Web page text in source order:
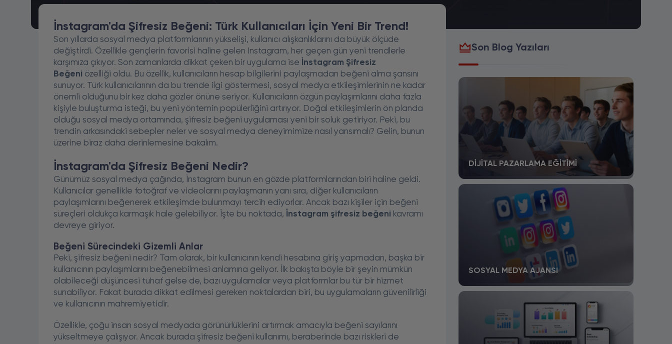
İnstagram'da Şifresiz Beğeni: Türk Kullanıcıları İçin Yeni Bir Trend!
Son yıllarda sosyal medya platformlarının yükselişi, kullanıcı alışkanlıklarını da büyük ölçüde
değiştirdi. Özellikle gençlerin favorisi haline gelen Instagram, her geçen gün yeni trendlerle
karşımıza çıkıyor. Son zamanlarda dikkat çeken bir uygulama ise İnstagram Şifresiz
Beğeni özelliği oldu. Bu özellik, kullanıcıların hesap bilgilerini paylaşmadan beğeni alma şansını
sunuyor. Türk kullanıcılarının da bu trende ilgi göstermesi, sosyal medya etkileşimlerinin ne kadar
önemli olduğunu bir kez daha gözler önüne seriyor. Kullanıcıların özgün paylaşımlarını daha fazla
kişiyle buluşturma isteği, bu yeni yöntemin popülerliğini artırıyor. Doğal etkileşimlerin ön planda
olduğu sosyal medya ortamında, şifresiz beğeni uygulaması yeni bir soluk getiriyor. Peki, bu
trendin arkasındaki sebepler neler ve sosyal medya deneyimimize nasıl yansımalı? Gelin, bunun
üzerine biraz daha derinlemesine bakalım.
İnstagram'da Şifresiz Beğeni Nedir?
Günümüz sosyal medya çağında, İnstagram bunun en gözde platformlarından biri haline geldi.
Kullanıcılar genellikle fotoğraf ve videolarını paylaşmanın yanı sıra, diğer kullanıcıların
paylaşımlarını beğenerek etkileşimde bulunmayı tercih ediyorlar. Ancak bazı kişiler için beğeni
süreçleri oldukça karmaşık hale gelebiliyor. İşte bu noktada, İnstagram şifresiz beğeni kavramı
devreye giriyor.
Beğeni Sürecindeki Gizemli Anlar
Peki, şifresiz beğeni nedir? Tam olarak, bir kullanıcının kendi hesabına giriş yapmadan, başka bir
kullanıcının paylaşımlarını beğenebilmesi anlamına geliyor. İlk bakışta böyle bir şeyin mümkün
olabileceği düşüncesi tuhaf gelse de, bazı uygulamalar veya platformlar bu tür bir hizmet
sunabiliyor. Fakat burada dikkat edilmesi gereken noktalardan biri, bu uygulamaların güvenilirliği
ve kullanıcının mahremiyetidir.
Özellikle, çoğu insan sosyal medyada görünürlüklerini artırmak amacıyla beğeni sayılarını
yükseltmeye çalışıyor. Ancak burada şifresiz beğeni kullanımı, beraberinde bazı riskleri de
Son Blog Yazıları
DIJITAL PAZARLAMA EĞITIMI
SOSYAL MEDYA AJANSI